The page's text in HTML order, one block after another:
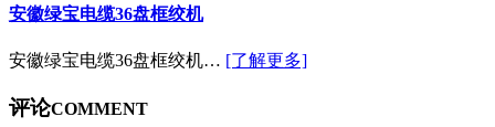
安徽绿宝电缆36盘框绞机
安徽绿宝电缆36盘框绞机… [了解更多]
评论COMMENT